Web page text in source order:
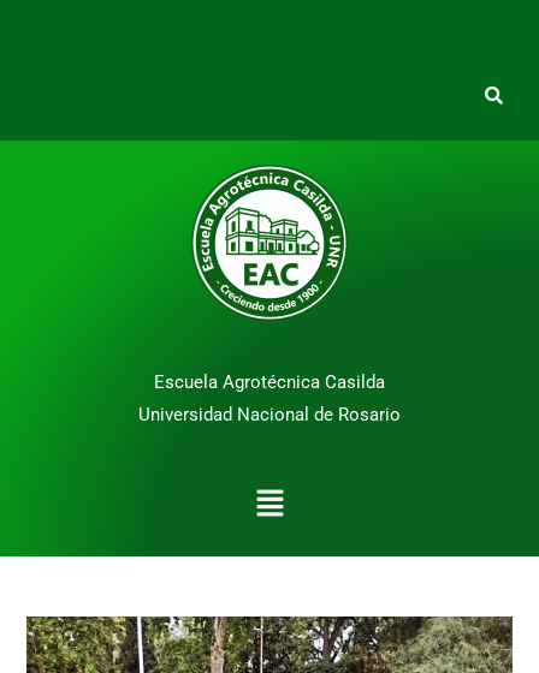
Escuela Agrotécnica Casilda
Universidad Nacional de Rosario